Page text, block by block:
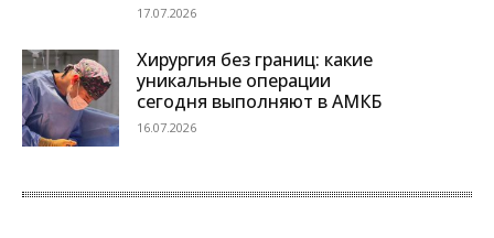
17.07.2026
Хирургия без границ: какие
уникальные операции
сегодня выполняют в АМКБ
16.07.2026